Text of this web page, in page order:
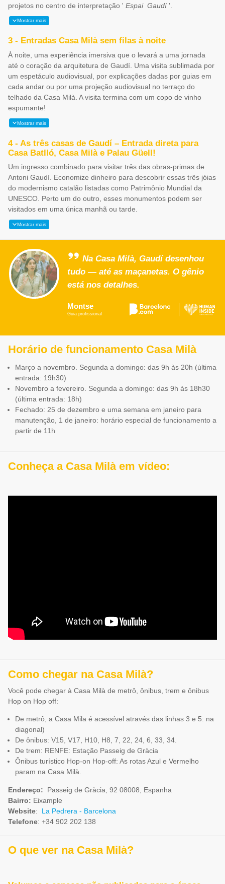
projetos no centro de interpretação ' Espai Gaudí'.
Mostrar mais
3 - Entradas Casa Milà sem filas à noite
À noite, uma experiência imersiva que o levará a uma jornada
até o coração da arquitetura de Gaudí. Uma visita sublimada por
um espetáculo audiovisual, por explicações dadas por guias em
cada andar ou por uma projeção audiovisual no terraço do
telhado da Casa Milà. A visita termina com um copo de vinho
espumante!
Mostrar mais
4 - As três casas de Gaudí – Entrada direta para
Casa Batlló, Casa Milà e Palau Güell!
Um ingresso combinado para visitar três das obras-primas de
Antoni Gaudí. Economize dinheiro para descobrir essas três jóias
do modernismo catalão listadas como Patrimônio Mundial da
UNESCO. Perto um do outro, esses monumentos podem ser
visitados em uma única manhã ou tarde.
Mostrar mais
Na Casa Milà, Gaudí desenhou
tudo — até as maçanetas. O gênio
está nos detalhes.
Montse
Guia profissional
Horário de funcionamento Casa Milà
Março a novembro. Segunda a domingo: das 9h às 20h (última
entrada: 19h30)
Novembro a fevereiro. Segunda a domingo: das 9h às 18h30
(última entrada: 18h)
Fechado: 25 de dezembro e uma semana em janeiro para
manutenção, 1 de janeiro: horário especial de funcionamento a
partir de 11h
Conheça a Casa Milà em vídeo:
Como chegar na Casa Milà?
Você pode chegar à Casa Milà de metrô, ônibus, trem e ônibus
Hop on Hop off:
De metrô, a Casa Mila é acessível através das linhas 3 e 5: na
diagonal)
De ônibus: V15, V17, H10, H8, 7, 22, 24, 6, 33, 34.
De trem: RENFE: Estação Passeig de Gràcia
Ônibus turístico Hop-on Hop-off: As rotas Azul e Vermelho
param na Casa Milà.
Endereço: Passeig de Gràcia, 92 08008, Espanha
Bairro: Eixample
Website: La Pedrera - Barcelona
Telefone: +34 902 202 138
O que ver na Casa Milà?